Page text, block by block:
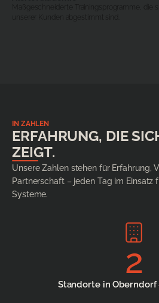
IN ZAHLEN
ERFAHRUNG, DIE
ZEIGT.
Unsere Zahlen stehen für Erfahrung,
Partnerschaft – jeden Tag im Einsatz
Systeme.
2
Standorte in Oberndorf